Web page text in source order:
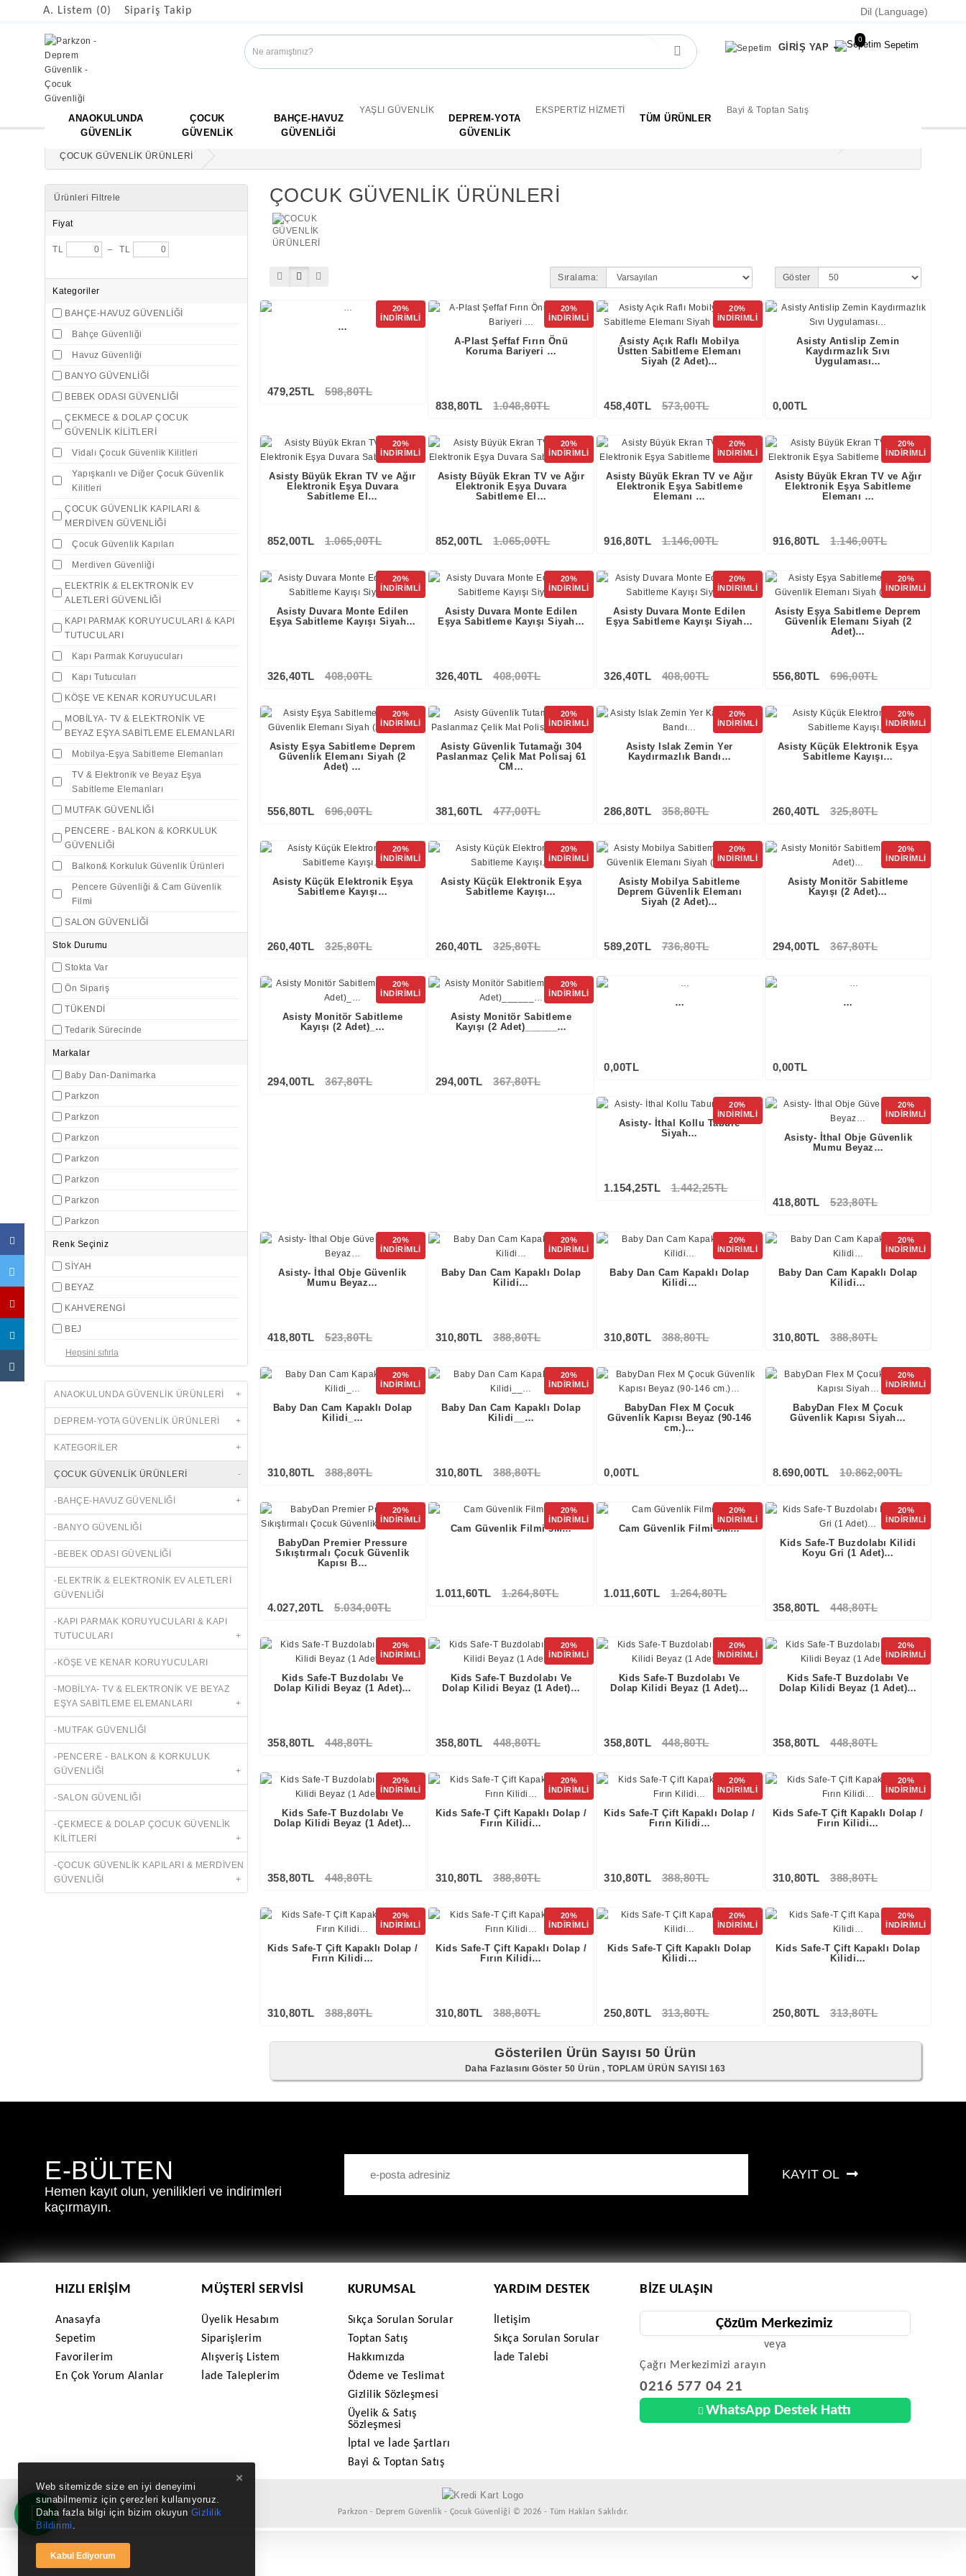
Dil (Language)
A. Listem (0) Sipariş Takip
0
Sepetim
GİRİŞ YAP
ANAOKULUNDA
GÜVENLİK
ÇOCUK
GÜVENLİK
BAHÇE-HAVUZ
GÜVENLİĞİ
YAŞLI GÜVENLİK
DEPREM-YOTA
GÜVENLİK
EKSPERTİZ HİZMETİ
TÜM ÜRÜNLER
Bayi & Toptan Satış
ÇOCUK GÜVENLİK ÜRÜNLERİ
Ürünleri Filtrele
Fiyat
TL – TL
Kategoriler
BAHÇE-HAVUZ GÜVENLİĞİ
Bahçe Güvenliği
Havuz Güvenliği
BANYO GÜVENLİĞİ
BEBEK ODASI GÜVENLİĞİ
ÇEKMECE & DOLAP ÇOCUK
GÜVENLİK KİLİTLERİ
Vidalı Çocuk Güvenlik Kilitleri
Yapışkanlı ve Diğer Çocuk Güvenlik
Kilitleri
ÇOCUK GÜVENLİK KAPILARI &
MERDİVEN GÜVENLİĞİ
Çocuk Güvenlik Kapıları
Merdiven Güvenliği
ELEKTRİK & ELEKTRONİK EV
ALETLERİ GÜVENLİĞİ
KAPI PARMAK KORUYUCULARI & KAPI
TUTUCULARI
Kapı Parmak Koruyucuları
Kapı Tutucuları
KÖŞE VE KENAR KORUYUCULARI
MOBİLYA- TV & ELEKTRONİK VE
BEYAZ EŞYA SABİTLEME ELEMANLARI
Mobilya-Eşya Sabitleme Elemanları
TV & Elektronik ve Beyaz Eşya
Sabitleme Elemanları
MUTFAK GÜVENLİĞİ
PENCERE - BALKON & KORKULUK
GÜVENLİĞİ
Balkon& Korkuluk Güvenlik Ürünleri
Pencere Güvenliği & Cam Güvenlik
Filmi
SALON GÜVENLİĞİ
Stok Durumu
Stokta Var
Ön Sipariş
TÜKENDİ
Tedarik Sürecinde
Markalar
Baby Dan-Danimarka
Parkzon
Parkzon
Parkzon
Parkzon
Parkzon
Parkzon
Parkzon
Renk Seçiniz
SİYAH
BEYAZ
KAHVERENGİ
BEJ
ANAOKULUNDA GÜVENLİK ÜRÜNLERİ +
DEPREM-YOTA GÜVENLİK ÜRÜNLERİ +
KATEGORİLER +
ÇOCUK GÜVENLİK ÜRÜNLERİ -
-BAHÇE-HAVUZ GÜVENLİĞİ +
-BANYO GÜVENLİĞİ
-BEBEK ODASI GÜVENLİĞİ
-ELEKTRİK & ELEKTRONİK EV ALETLERİ
GÜVENLİĞİ
-KAPI PARMAK KORUYUCULARI & KAPI
TUTUCULARI
+
-KÖŞE VE KENAR KORUYUCULARI
-MOBİLYA- TV & ELEKTRONİK VE BEYAZ
EŞYA SABİTLEME ELEMANLARI
+
-MUTFAK GÜVENLİĞİ
-PENCERE - BALKON & KORKULUK
GÜVENLİĞİ
+
-SALON GÜVENLİĞİ
-ÇEKMECE & DOLAP ÇOCUK GÜVENLİK
KİLİTLERİ
+
-ÇOCUK GÜVENLİK KAPILARI & MERDİVEN
GÜVENLİĞİ
+
ÇOCUK GÜVENLİK ÜRÜNLERİ
Sıralama: Göster
…
479,25TL 598,80TL
20%
İNDİRİMLİ
A-Plast Şeffaf Fırın Önü
Koruma Bariyeri …
838,80TL 1.048,80TL
20%
İNDİRİMLİ
Asisty Açık Raflı Mobilya
Üstten Sabitleme Elemanı
Siyah (2 Adet)…
458,40TL 573,00TL
20%
İNDİRİMLİ
Asisty Antislip Zemin
Kaydırmazlık Sıvı
Uygulaması…
0,00TL
Asisty Büyük Ekran TV ve Ağır
Elektronik Eşya Duvara
Sabitleme El…
852,00TL 1.065,00TL
20%
İNDİRİMLİ
Asisty Büyük Ekran TV ve Ağır
Elektronik Eşya Duvara
Sabitleme El…
852,00TL 1.065,00TL
20%
İNDİRİMLİ
Asisty Büyük Ekran TV ve Ağır
Elektronik Eşya Sabitleme
Elemanı …
916,80TL 1.146,00TL
20%
İNDİRİMLİ
Asisty Büyük Ekran TV ve Ağır
Elektronik Eşya Sabitleme
Elemanı …
916,80TL 1.146,00TL
20%
İNDİRİMLİ
Asisty Duvara Monte Edilen
Eşya Sabitleme Kayışı Siyah…
326,40TL 408,00TL
20%
İNDİRİMLİ
Asisty Duvara Monte Edilen
Eşya Sabitleme Kayışı Siyah…
326,40TL 408,00TL
20%
İNDİRİMLİ
Asisty Duvara Monte Edilen
Eşya Sabitleme Kayışı Siyah…
326,40TL 408,00TL
20%
İNDİRİMLİ
Asisty Eşya Sabitleme Deprem
Güvenlik Elemanı Siyah (2
Adet)…
556,80TL 696,00TL
20%
İNDİRİMLİ
Asisty Eşya Sabitleme Deprem
Güvenlik Elemanı Siyah (2
Adet) …
556,80TL 696,00TL
20%
İNDİRİMLİ
Asisty Güvenlik Tutamağı 304
Paslanmaz Çelik Mat Polisaj 61
CM…
381,60TL 477,00TL
20%
İNDİRİMLİ
Asisty Islak Zemin Yer
Kaydırmazlık Bandı…
286,80TL 358,80TL
20%
İNDİRİMLİ
Asisty Küçük Elektronik Eşya
Sabitleme Kayışı…
260,40TL 325,80TL
20%
İNDİRİMLİ
Asisty Küçük Elektronik Eşya
Sabitleme Kayışı…
260,40TL 325,80TL
20%
İNDİRİMLİ
Asisty Küçük Elektronik Eşya
Sabitleme Kayışı…
260,40TL 325,80TL
20%
İNDİRİMLİ
Asisty Mobilya Sabitleme
Deprem Güvenlik Elemanı
Siyah (2 Adet)…
589,20TL 736,80TL
20%
İNDİRİMLİ
Asisty Monitör Sabitleme
Kayışı (2 Adet)…
294,00TL 367,80TL
20%
İNDİRİMLİ
Asisty Monitör Sabitleme
Kayışı (2 Adet)_…
294,00TL 367,80TL
20%
İNDİRİMLİ
Asisty Monitör Sabitleme
Kayışı (2 Adet)______…
294,00TL 367,80TL
20%
İNDİRİMLİ
Stokta Yok
…
0,00TL
Stokta Yok
…
0,00TL
Asisty- İthal Kollu Tabure
Siyah…
1.154,25TL 1.442,25TL
20%
İNDİRİMLİ
Asisty- İthal Obje Güvenlik
Mumu Beyaz…
418,80TL 523,80TL
20%
İNDİRİMLİ
Asisty- İthal Obje Güvenlik
Mumu Beyaz…
418,80TL 523,80TL
20%
İNDİRİMLİ
Baby Dan Cam Kapaklı Dolap
Kilidi…
310,80TL 388,80TL
20%
İNDİRİMLİ
Baby Dan Cam Kapaklı Dolap
Kilidi…
310,80TL 388,80TL
20%
İNDİRİMLİ
Baby Dan Cam Kapaklı Dolap
Kilidi…
310,80TL 388,80TL
20%
İNDİRİMLİ
Baby Dan Cam Kapaklı Dolap
Kilidi_…
310,80TL 388,80TL
20%
İNDİRİMLİ
Baby Dan Cam Kapaklı Dolap
Kilidi__…
310,80TL 388,80TL
20%
İNDİRİMLİ
BabyDan Flex M Çocuk
Güvenlik Kapısı Beyaz (90-146
cm.)…
0,00TL
BabyDan Flex M Çocuk
Güvenlik Kapısı Siyah…
8.690,00TL 10.862,00TL
20%
İNDİRİMLİ
BabyDan Premier Pressure
Sıkıştırmalı Çocuk Güvenlik
Kapısı B…
4.027,20TL 5.034,00TL
20%
İNDİRİMLİ
Cam Güvenlik Filmi 3M…
1.011,60TL 1.264,80TL
20%
İNDİRİMLİ
Cam Güvenlik Filmi 3M…
1.011,60TL 1.264,80TL
20%
İNDİRİMLİ
Kids Safe-T Buzdolabı Kilidi
Koyu Gri (1 Adet)…
358,80TL 448,80TL
20%
İNDİRİMLİ
Kids Safe-T Buzdolabı Ve
Dolap Kilidi Beyaz (1 Adet)…
358,80TL 448,80TL
20%
İNDİRİMLİ
Kids Safe-T Buzdolabı Ve
Dolap Kilidi Beyaz (1 Adet)…
358,80TL 448,80TL
20%
İNDİRİMLİ
Kids Safe-T Buzdolabı Ve
Dolap Kilidi Beyaz (1 Adet)…
358,80TL 448,80TL
20%
İNDİRİMLİ
Kids Safe-T Buzdolabı Ve
Dolap Kilidi Beyaz (1 Adet)…
358,80TL 448,80TL
20%
İNDİRİMLİ
Kids Safe-T Buzdolabı Ve
Dolap Kilidi Beyaz (1 Adet)…
358,80TL 448,80TL
20%
İNDİRİMLİ
Kids Safe-T Çift Kapaklı Dolap /
Fırın Kilidi…
310,80TL 388,80TL
20%
İNDİRİMLİ
Kids Safe-T Çift Kapaklı Dolap /
Fırın Kilidi…
310,80TL 388,80TL
20%
İNDİRİMLİ
Kids Safe-T Çift Kapaklı Dolap /
Fırın Kilidi…
310,80TL 388,80TL
20%
İNDİRİMLİ
Kids Safe-T Çift Kapaklı Dolap /
Fırın Kilidi…
310,80TL 388,80TL
20%
İNDİRİMLİ
Kids Safe-T Çift Kapaklı Dolap /
Fırın Kilidi…
310,80TL 388,80TL
20%
İNDİRİMLİ
Kids Safe-T Çift Kapaklı Dolap
Kilidi…
250,80TL 313,80TL
20%
İNDİRİMLİ
Kids Safe-T Çift Kapaklı Dolap
Kilidi…
250,80TL 313,80TL
20%
İNDİRİMLİ
Gösterilen Ürün Sayısı 50 Ürün
Daha Fazlasını Göster 50 Ürün , TOPLAM ÜRÜN SAYISI 163
E-BÜLTEN
Hemen kayıt olun, yenilikleri ve indirimleri
kaçırmayın.
KAYIT OL
HIZLI ERIŞIM
Anasayfa
Sepetim
Favorilerim
En Çok Yorum Alanlar
MÜŞTERI SERVISI
Üyelik Hesabım
Siparişlerim
Alışveriş Listem
İade Taleplerim
KURUMSAL
Sıkça Sorulan Sorular
Toptan Satış
Hakkımızda
Ödeme ve Teslimat
Gizlilik Sözleşmesi
Üyelik & Satış
Sözleşmesi
İptal ve İade Şartları
Bayi & Toptan Satış
YARDIM DESTEK
İletişim
Sıkça Sorulan Sorular
İade Talebi
BIZE ULAŞIN
Çözüm Merkezimiz
veya
Çağrı Merkezimizi arayın
0216 577 04 21
WhatsApp Destek Hattı
Parkzon - Deprem Güvenlik - Çocuk Güvenliği © 2026 - Tüm Hakları Saklıdır.
Web sitemizde size en iyi deneyimi
sunabilmemiz için çerezleri kullanıyoruz.
Daha fazla bilgi için bizim okuyun Gizlilik
Bildirimi .
Kabul Ediyorum
×